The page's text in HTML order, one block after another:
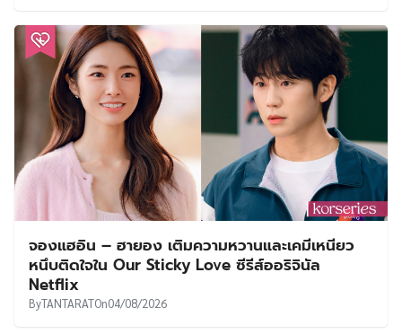
จองแฮอิน – ฮายอง เติมความหวานและเคมีเหนียว
หนึบติดใจใน Our Sticky Love ซีรีส์ออริจินัล
Netflix
ByTANTARATOn04/08/2026